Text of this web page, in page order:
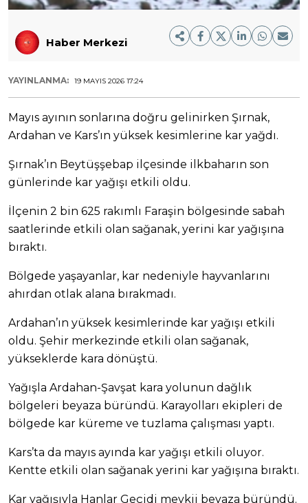
Haber Merkezi
YAYINLANMA: 19 MAYIS 2026 17:24
Mayıs ayının sonlarına doğru gelinirken Şırnak,
Ardahan ve Kars’ın yüksek kesimlerine kar yağdı.
Şırnak’ın Beytüşşebap ilçesinde ilkbaharın son
günlerinde kar yağışı etkili oldu.
İlçenin 2 bin 625 rakımlı Faraşin bölgesinde sabah
saatlerinde etkili olan sağanak, yerini kar yağışına
bıraktı.
Bölgede yaşayanlar, kar nedeniyle hayvanlarını
ahırdan otlak alana bırakmadı.
Ardahan’ın yüksek kesimlerinde kar yağışı etkili
oldu. Şehir merkezinde etkili olan sağanak,
yükseklerde kara dönüştü.
Yağışla Ardahan-Şavşat kara yolunun dağlık
bölgeleri beyaza büründü. Karayolları ekipleri de
bölgede kar küreme ve tuzlama çalışması yaptı.
Kars’ta da mayıs ayında kar yağışı etkili oluyor.
Kentte etkili olan sağanak yerini kar yağışına bıraktı.
Kar yağışıyla Hanlar Geçidi mevkii beyaza büründü.